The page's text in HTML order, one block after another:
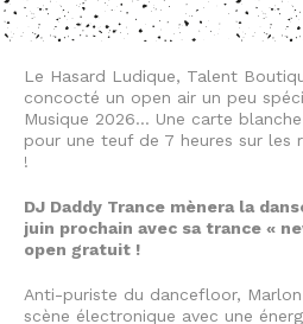
Le Hasard Ludique, Talent
concocté un open air un peu
Musique 2026… Une carte
pour une teuf de 7 heures sur les
!
DJ Daddy Trance mènera la
juin prochain avec sa trance «
open gratuit !
Anti-puriste du dancefloor,
scène électronique avec une